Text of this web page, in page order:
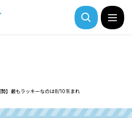
勢】最もラッキーなのは8/10生まれ